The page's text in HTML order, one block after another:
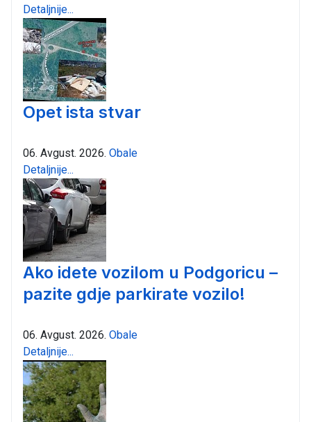
Detaljnije...
Opet ista stvar
06. Avgust. 2026. Obale
Detaljnije...
Ako idete vozilom u Podgoricu –
pazite gdje parkirate vozilo!
06. Avgust. 2026. Obale
Detaljnije...